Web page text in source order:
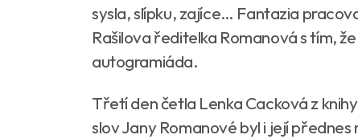
sysla, slípku, zajíce… Fantazia
Rašilova ředitelka Romanová s tím,
autogramiáda.
Třetí den četla Lenka Cacková z
slov Jany Romanové byl i její